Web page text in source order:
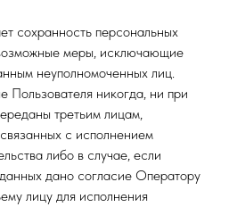
сохранность персональных
меры, исключающие
неуполномоченных лиц.
никогда, ни при
третьим лицам,
с исполнением
либо в случае, если
дано согласие Оператору
лицу для исполнения